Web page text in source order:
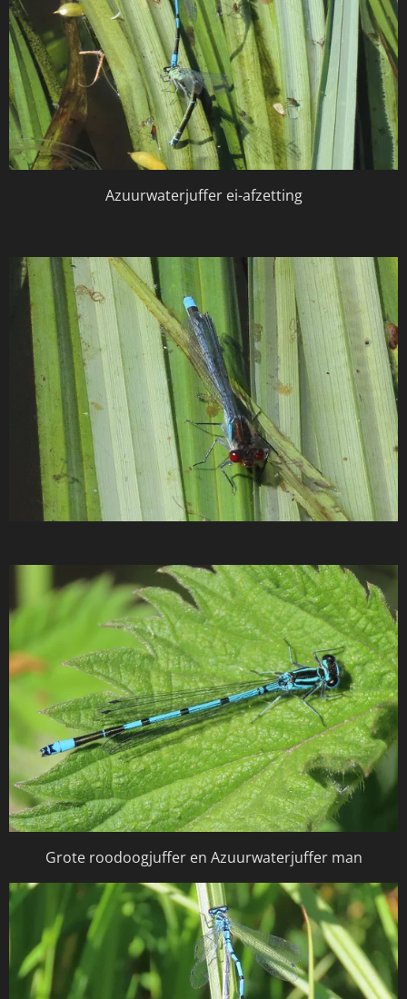
Azuurwaterjuffer ei-afzetting
Grote roodoogjuffer en Azuurwaterjuffer man